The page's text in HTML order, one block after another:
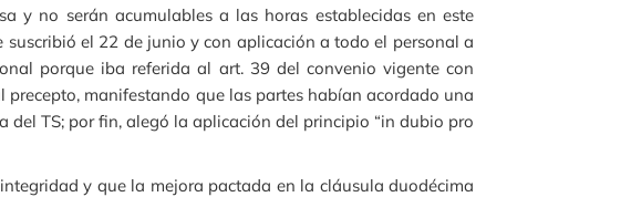
y no serán acumulables a las horas establecidas en este
el 22 de junio y con aplicación a todo el personal a
porque iba referida al art. 39 del convenio vigente con
manifestando que las partes habían acordado una
TS; por fin, alegó la aplicación del principio “in dubio pro
y que la mejora pactada en la cláusula duodécima